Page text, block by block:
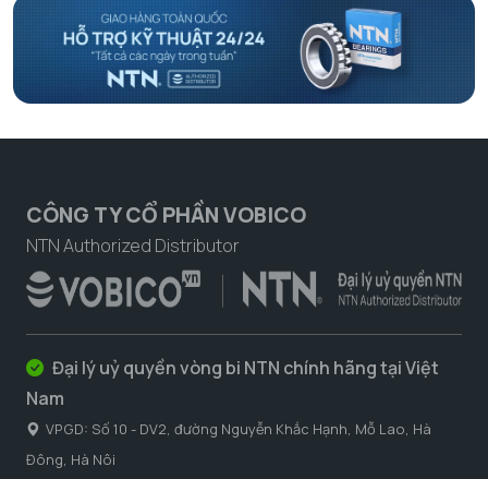
CÔNG TY CỔ PHẦN VOBICO
NTN Authorized Distributor
Đại lý uỷ quyền vòng bi NTN chính hãng tại Việt
Nam
VPGD: Số 10 - DV2, đường Nguyễn Khắc Hạnh, Mỗ Lao, Hà
Đông, Hà Nôi